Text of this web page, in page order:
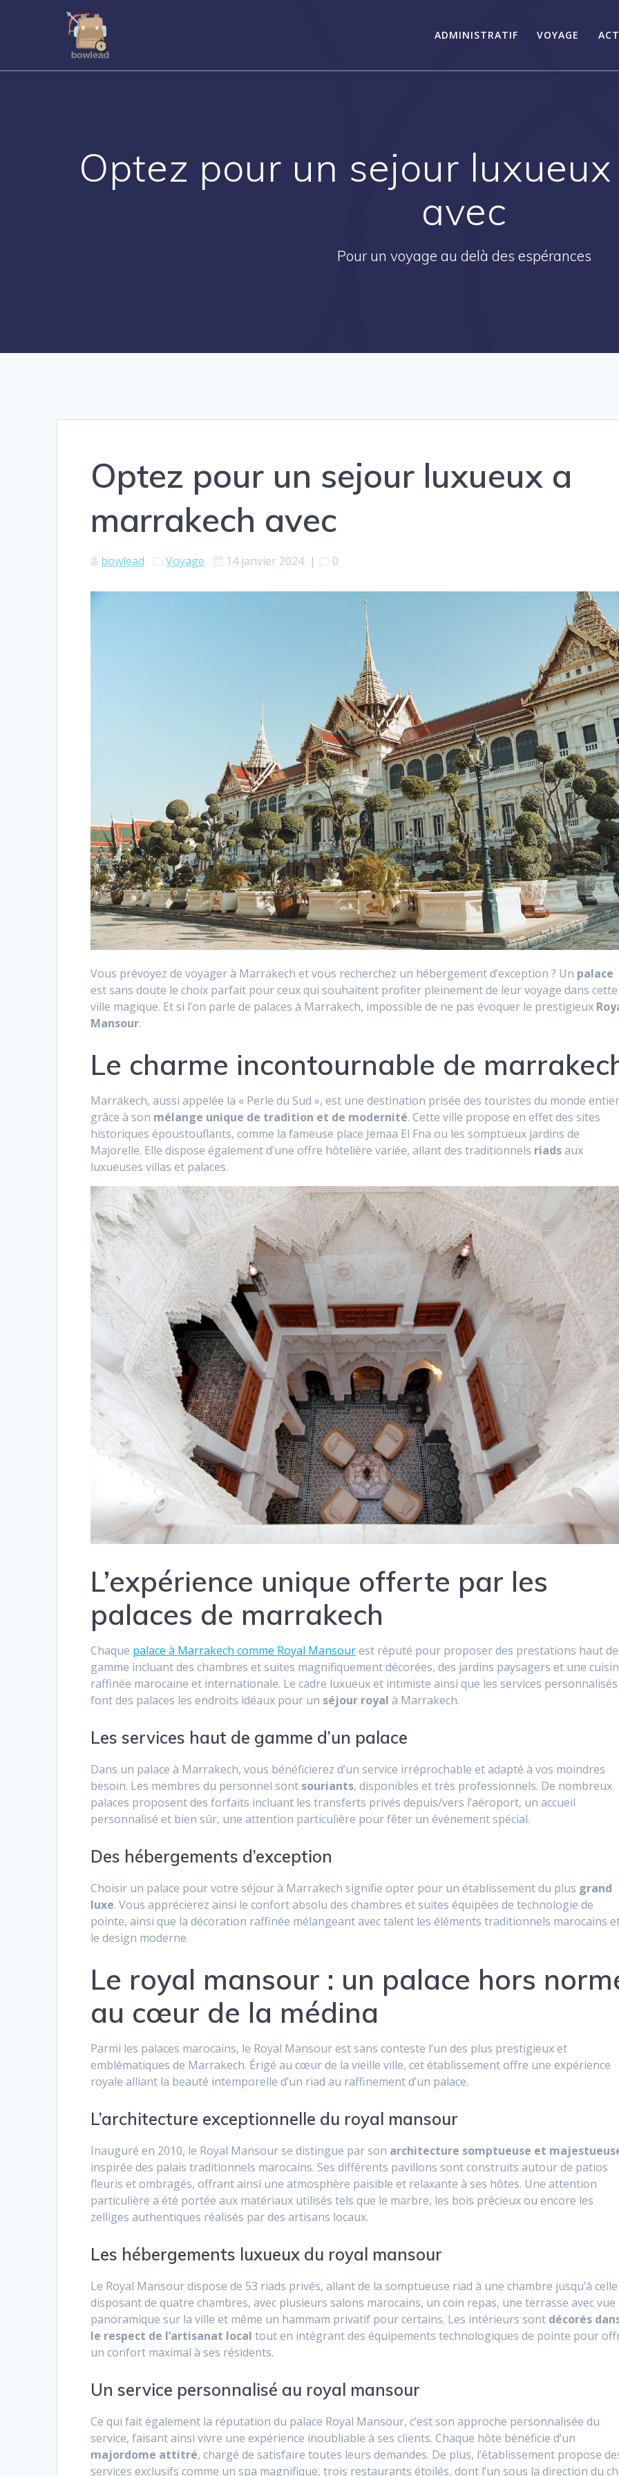
ADMINISTRATIF VOYAGE
Optez pour un sejour
avec
Pour un voyage au delà des espérances
Optez pour un sejour luxueux a
marrakech avec
bowlead Voyage 14 janvier 2024| 0
Vous prévoyez de voyager à Marrakech et vous recherchez un hébergement d’exception ? Un palace
est sans doute le choix parfait pour ceux qui souhaitent profiter pleinement de leur voyage dans cette
ville magique. Et si l’on parle de palaces à Marrakech, impossible de ne pas évoquer le prestigieux
Mansour.
Le charme incontournable de
Marrakech, aussi appelée la « Perle du Sud », est une destination prisée des touristes du monde
grâce à son mélange unique de tradition et de modernité. Cette ville propose en effet des sites
historiques époustouflants, comme la fameuse place Jemaa El Fna ou les somptueux jardins de
Majorelle. Elle dispose également d’une offre hôtelière variée, allant des traditionnels riadsaux
luxueuses villas et palaces.
L’expérience unique offerte par les
palaces de marrakech
Chaque palace à Marrakech comme Royal Mansourest réputé pour proposer des prestations haut de
gamme incluant des chambres et suites magnifiquement décorées, des jardins paysagers et une
raffinée marocaine et internationale. Le cadre luxueux et intimiste ainsi que les services personnalisés
font des palaces les endroits idéaux pour un séjour royal à Marrakech.
Les services haut de gamme d’un palace
Dans un palace à Marrakech, vous bénéficierez d’un service irréprochable et adapté à vos moindres
besoin. Les membres du personnel sont souriants, disponibles et très professionnels. De nombreux
palaces proposent des forfaits incluant les transferts privés depuis/vers l’aéroport, un accueil
personnalisé et bien sûr, une attention particulière pour fêter un événement spécial.
Des hébergements d’exception
Choisir un palace pour votre séjour à Marrakech signifie opter pour un établissement du plus grand
luxe. Vous apprécierez ainsi le confort absolu des chambres et suites équipées de technologie de
pointe, ainsi que la décoration raffinée mélangeant avec talent les éléments traditionnels marocains
le design moderne.
Le royal mansour : un palace hors
au cœur de la médina
Parmi les palaces marocains, le Royal Mansour est sans conteste l’un des plus prestigieux et
emblématiques de Marrakech. Érigé au cœur de la vieille ville, cet établissement offre une expérience
royale alliant la beauté intemporelle d’un riad au raffinement d’un palace.
L’architecture exceptionnelle du royal mansour
Inauguré en 2010, le Royal Mansour se distingue par son architecture somptueuse et
inspirée des palais traditionnels marocains. Ses différents pavillons sont construits autour de patios
fleuris et ombragés, offrant ainsi une atmosphère paisible et relaxante à ses hôtes. Une attention
particulière a été portée aux matériaux utilisés tels que le marbre, les bois précieux ou encore les
zelliges authentiques réalisés par des artisans locaux.
Les hébergements luxueux du royal mansour
Le Royal Mansour dispose de 53 riads privés, allant de la somptueuse riad à une chambre jusqu’à celle
disposant de quatre chambres, avec plusieurs salons marocains, un coin repas, une terrasse avec vue
panoramique sur la ville et même un hammam privatif pour certains. Les intérieurs sont décorés
le respect de l’artisanat local tout en intégrant des équipements technologiques de pointe pour
un confort maximal à ses résidents.
Un service personnalisé au royal mansour
Ce qui fait également la réputation du palace Royal Mansour, c’est son approche personnalisée du
service, faisant ainsi vivre une expérience inoubliable à ses clients. Chaque hôte bénéficie d’un
majordome attitré, chargé de satisfaire toutes leurs demandes. De plus, l’établissement propose
services exclusifs comme un spa magnifique, trois restaurants étoilés, dont l’un sous la direction du